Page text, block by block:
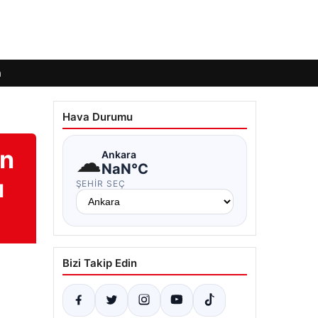
Hava Durumu
☁Ankara
NaN°C
ŞEHIR SEÇ
Bizi Takip Edin